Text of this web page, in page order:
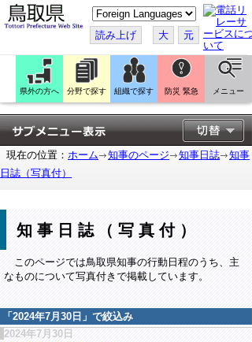
こ
の
ペ
ー
ジ
翻
訳
す
る
読み上げ 大 元
県外の方へ 分野で探す 組織で探す 防災 緊急 メニュー
現在の位置： ホーム 知事のページ 知事日誌
知事
日誌（写真付）
知事日誌（写真付）
このページでは鳥取県知事の行動日程のうち、主
なものについて写真付きで掲載しています。
「 2024年7月30日 」で絞込み
2024年7月30日